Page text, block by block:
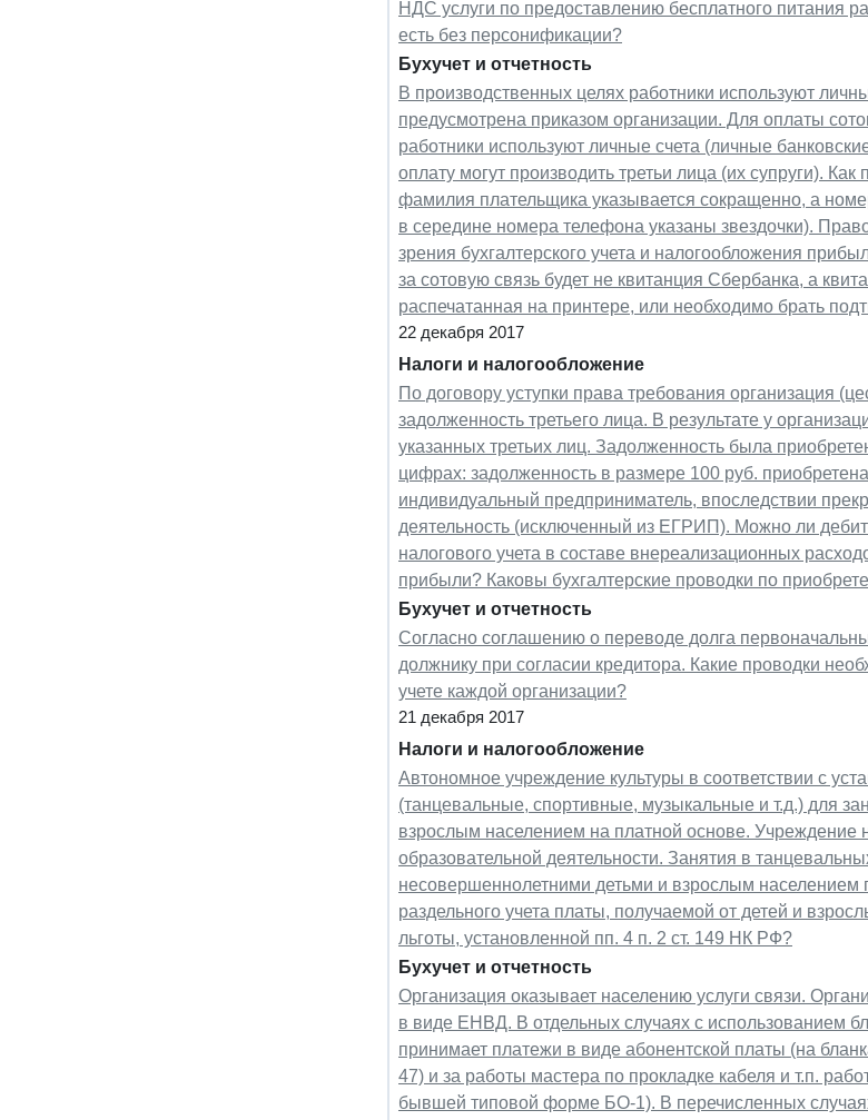
НДС услуги по предоставлению бесплатного питания
есть без персонификации?
Бухучет и отчетность
В производственных целях работники используют
предусмотрена приказом организации. Для оплаты
работники используют личные счета (личные
оплату могут производить третьи лица (их супруги).
фамилия плательщика указывается сокращенно, а
в середине номера телефона указаны звездочки).
зрения бухгалтерского учета и налогообложения
за сотовую связь будет не квитанция Сбербанка, а
распечатанная на принтере, или необходимо брать
22 декабря 2017
Налоги и налогообложение
По договору уступки права требования организация
задолженность третьего лица. В результате у
указанных третьих лиц. Задолженность была
цифрах: задолженность в размере 100 руб.
индивидуальный предприниматель, впоследствии
деятельность (исключенный из ЕГРИП). Можно ли
налогового учета в составе внереализационных
прибыли? Каковы бухгалтерские проводки по
Бухучет и отчетность
Согласно соглашению о переводе долга
должнику при согласии кредитора. Какие проводки
учете каждой организации?
21 декабря 2017
Налоги и налогообложение
Автономное учреждение культуры в соответствии с
(танцевальные, спортивные, музыкальные и т.д.) для
взрослым населением на платной основе. Учреждение
образовательной деятельности. Занятия в
несовершеннолетними детьми и взрослым населением
раздельного учета платы, получаемой от детей и
льготы, установленной пп. 4 п. 2 ст. 149 НК РФ?
Бухучет и отчетность
Организация оказывает населению услуги связи.
в виде ЕНВД. В отдельных случаях с использованием
принимает платежи в виде абонентской платы (на
47) и за работы мастера по прокладке кабеля и т.п.
бывшей типовой форме БО-1). В перечисленных